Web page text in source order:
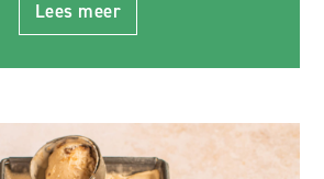
Lees meer